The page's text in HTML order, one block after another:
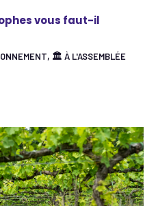
vous faut-il
, 🏛 À L'ASSEMBLÉE